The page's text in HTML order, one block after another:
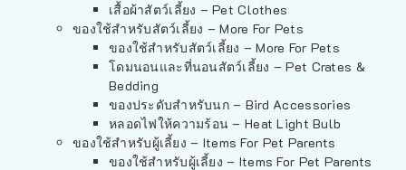
เสื้อผ้าสัตว์เลี้ยง – Pet Clothes
ของใช้สำหรับสัตว์เลี้ยง – More For Pets
ของใช้สำหรับสัตว์เลี้ยง – More For Pets
โดมนอนและที่นอนสัตว์เลี้ยง – Pet Crates &
Bedding
ของประดับสำหรับนก – Bird Accessories
หลอดไฟให้ความร้อน – Heat Light Bulb
ของใช้สำหรับผู้เลี้ยง – Items For Pet Parents
ของใช้สำหรับผู้เลี้ยง – Items For Pet Parents